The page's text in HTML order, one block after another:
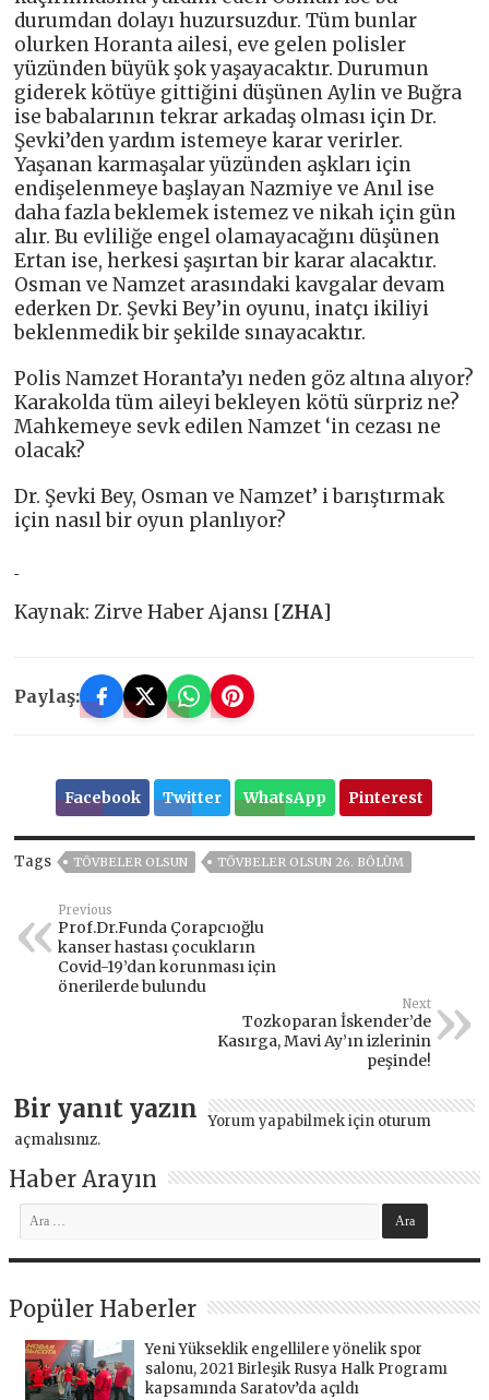
durumdan dolayı huzursuzdur. Tüm bunlar
olurken Horanta ailesi, eve gelen polisler
yüzünden büyük şok yaşayacaktır. Durumun
giderek kötüye gittiğini düşünen Aylin ve Buğra
ise babalarının tekrar arkadaş olması için Dr.
Şevki’den yardım istemeye karar verirler.
Yaşanan karmaşalar yüzünden aşkları için
endişelenmeye başlayan Nazmiye ve Anıl ise
daha fazla beklemek istemez ve nikah için gün
alır. Bu evliliğe engel olamayacağını düşünen
Ertan ise, herkesi şaşırtan bir karar alacaktır.
Osman ve Namzet arasındaki kavgalar devam
ederken Dr. Şevki Bey’in oyunu, inatçı ikiliyi
beklenmedik bir şekilde sınayacaktır.
Polis Namzet Horanta’yı neden göz altına alıyor?
Karakolda tüm aileyi bekleyen kötü sürpriz ne?
Mahkemeye sevk edilen Namzet ‘in cezası ne
olacak?
Dr. Şevki Bey, Osman ve Namzet’ i barıştırmak
için nasıl bir oyun planlıyor?
Kaynak: Zirve Haber Ajansı [ZHA]
Paylaş:
Facebook Twitter WhatsApp Pinterest
Tags TÖVBELER OLSUN TÖVBELER OLSUN 26. BÖLÜM
Previous
Prof.Dr.Funda Çorapcıoğlu
kanser hastası çocukların
Covid-19’dan korunması için
önerilerde bulundu
Next
Tozkoparan İskender’de
Kasırga, Mavi Ay’ın izlerinin
peşinde!
Bir yanıt yazın Yorum yapabilmek için oturum
açmalısınız.
Haber Arayın
Popüler Haberler
Yeni Yükseklik engellilere yönelik spor
salonu, 2021 Birleşik Rusya Halk Programı
kapsamında Saratov’da açıldı